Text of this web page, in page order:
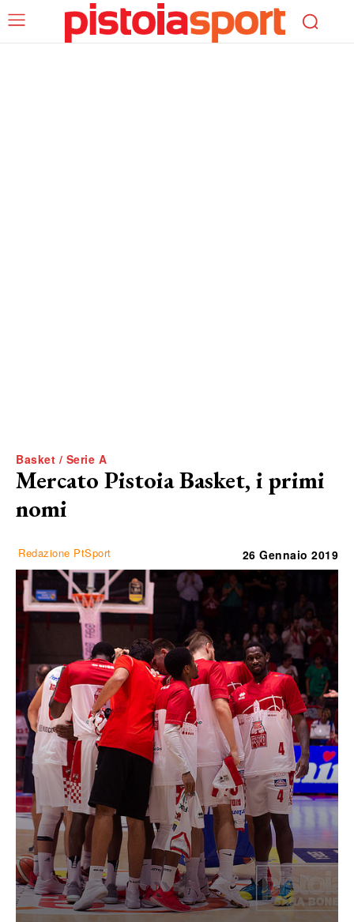
Basket / Serie A
Mercato Pistoia Basket, i primi
nomi
Redazione PtSport 26 Gennaio 2019